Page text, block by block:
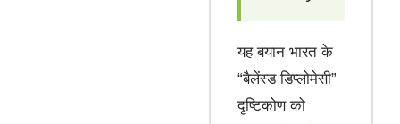
यह बयान भारत के
“बैलेंस्ड डिप्लोमेसी”
दृष्टिकोण को